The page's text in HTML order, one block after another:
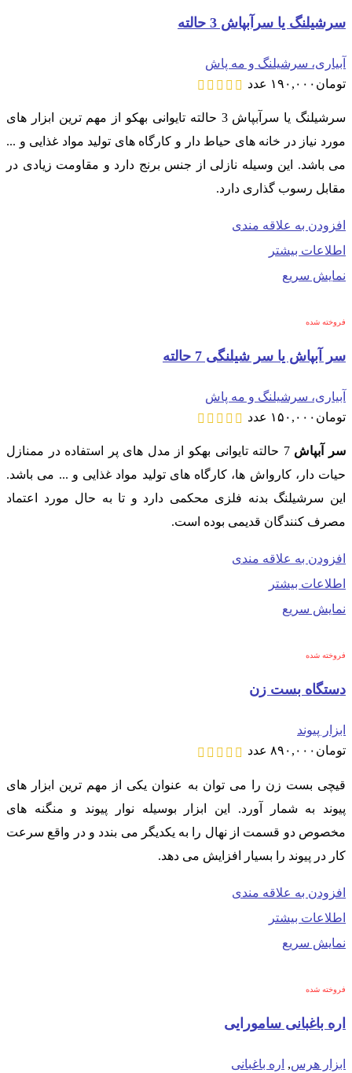
سرشیلنگ یا سرآبپاش 3 حالته
آبیاری، سرشیلنگ و مه پاش
تومان ۱۹۰,۰۰۰ عدد
سرشیلنگ یا سرآبپاش 3 حالته تایوانی بهکو از مهم ترین ابزار های
مورد نیاز در خانه های حیاط دار و کارگاه های تولید مواد غذایی و ...
می باشد. این وسیله نازلی از جنس برنج دارد و مقاومت زیادی در
مقابل رسوب گذاری دارد.
افزودن به علاقه مندی
اطلاعات بیشتر
نمایش سریع
فروخته شده
سر آبپاش یا سر شیلنگی 7 حالته
آبیاری، سرشیلنگ و مه پاش
تومان ۱۵۰,۰۰۰ عدد
سر آبپاش
7 حالته تایوانی بهکو از مدل های پر استفاده در ممنازل
حیات دار، کارواش ها، کارگاه های تولید مواد غذایی و ... می باشد.
این سرشیلنگ بدنه فلزی محکمی دارد و تا به حال مورد اعتماد
مصرف کنندگان قدیمی بوده است.
افزودن به علاقه مندی
اطلاعات بیشتر
نمایش سریع
فروخته شده
دستگاه بست زن
ابزار پیوند
تومان ۸۹۰,۰۰۰ عدد
قیچی بست زن را می توان به عنوان یکی از مهم ترین ابزار های
پیوند به شمار آورد. این ابزار بوسیله نوار پیوند و منگنه های
مخصوص دو قسمت از نهال را به یکدیگر می بندد و در واقع سرعت
کار در پیوند را بسیار افزایش می دهد.
افزودن به علاقه مندی
اطلاعات بیشتر
نمایش سریع
فروخته شده
اره باغبانی سامورایی
ابزار هرس, اره باغبانی